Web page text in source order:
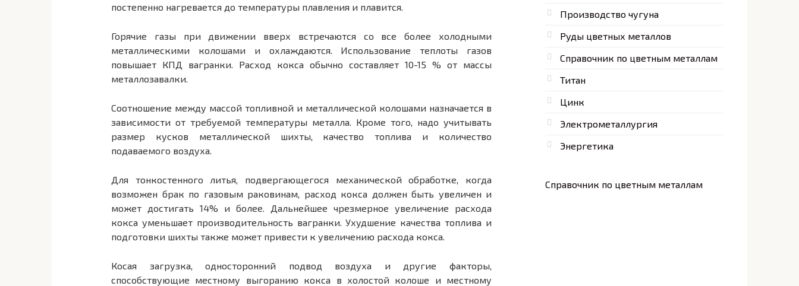
постепенно нагревается до температуры плавления и плавится.
Горячие газы при движении вверх встречаются со все более холодными
металлическими колошами и охлаждаются. Использование теплоты газов
повышает КПД вагранки. Расход кокса обычно составляет 10-15 % от массы
металлозавалки.
Соотношение между массой топливной и металлической колошами назначается в
зависимости от требуемой температуры металла. Кроме того, надо учитывать
размер кусков металлической шихты, качество топлива и количество
подаваемого воздуха.
Для тонкостенного литья, подвергающегося механической обработке, когда
возможен брак по газовым раковинам, расход кокса должен быть увеличен и
может достигать 14% и более. Дальнейшее чрезмерное увеличение расхода
кокса уменьшает производительность вагранки. Ухудшение качества топлива и
подготовки шихты также может привести к увеличению расхода кокса.
Косая загрузка, односторонний подвод воздуха и другие факторы,
способствующие местному выгоранию кокса в холостой колоше и местному
Производство чугуна
Руды цветных металлов
Справочник по цветным металлам
Титан
Цинк
Электрометаллургия
Энергетика
Справочник по цветным металлам